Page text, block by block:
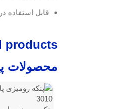
قابل استفاده
products
محصولات